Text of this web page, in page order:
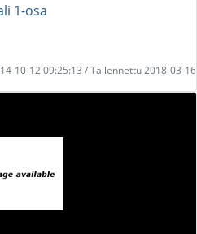
1-osa
10-12 09:25:13 / Tallennettu 2018-03-16